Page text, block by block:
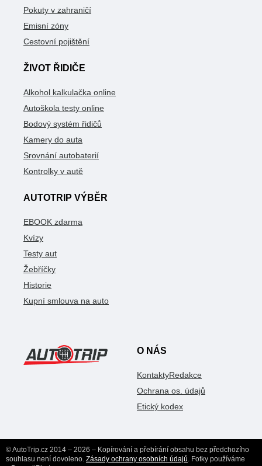
Pokuty v zahraničí
Emisní zóny
Cestovní pojištění
ŽIVOT ŘIDIČE
Alkohol kalkulačka online
Autoškola testy online
Bodový systém řidičů
Kamery do auta
Srovnání autobaterií
Kontrolky v autě
AUTOTRIP VÝBĚR
EBOOK zdarma
Kvízy
Testy aut
Žebříčky
Historie
Kupní smlouva na auto
O NÁS
KontaktyRedakce
Ochrana os. údajů
Etický kodex
© AutoTrip.cz 2014 – 2026 – Kopírování a přebírání obsahu bez předchozího
souhlasu není dovoleno. Zásady ochrany osobních údajů. Fotky používáme